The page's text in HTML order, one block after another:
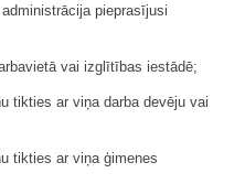
pieprasījusi
vai izglītības iestādē;
tikties ar viņa darba devēju vai
tikties ar viņa ģimenes